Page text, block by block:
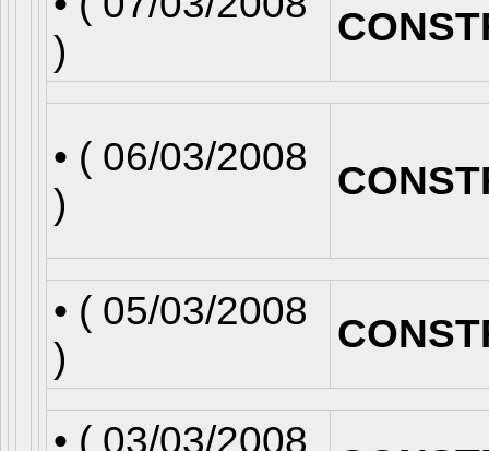
)
• ( 06/03/2008
)
• ( 05/03/2008
)
• ( 03/03/2008